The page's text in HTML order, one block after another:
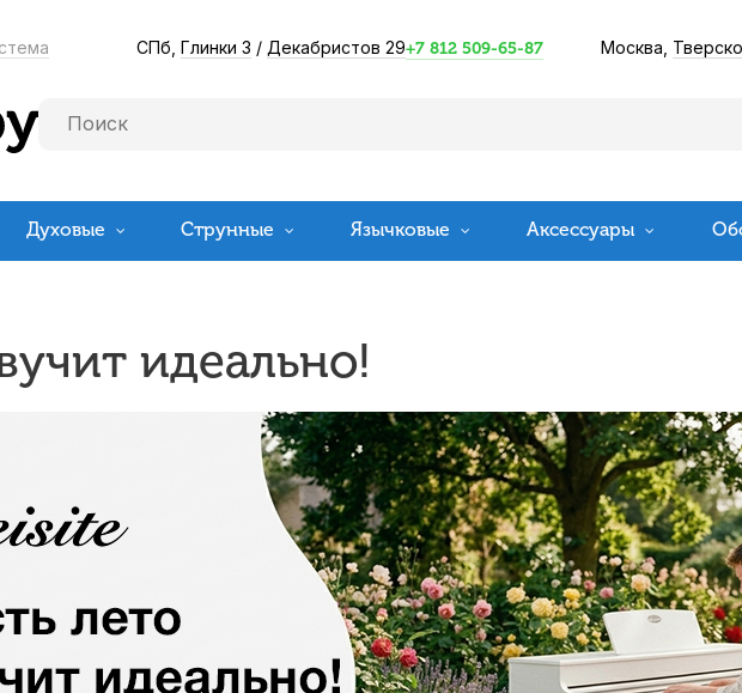
СПб, Глинки 3 / Декабристов 29+7 812 509-65-87 Москва,
Духовые Струнные Язычковые Аксессуары
идеально!